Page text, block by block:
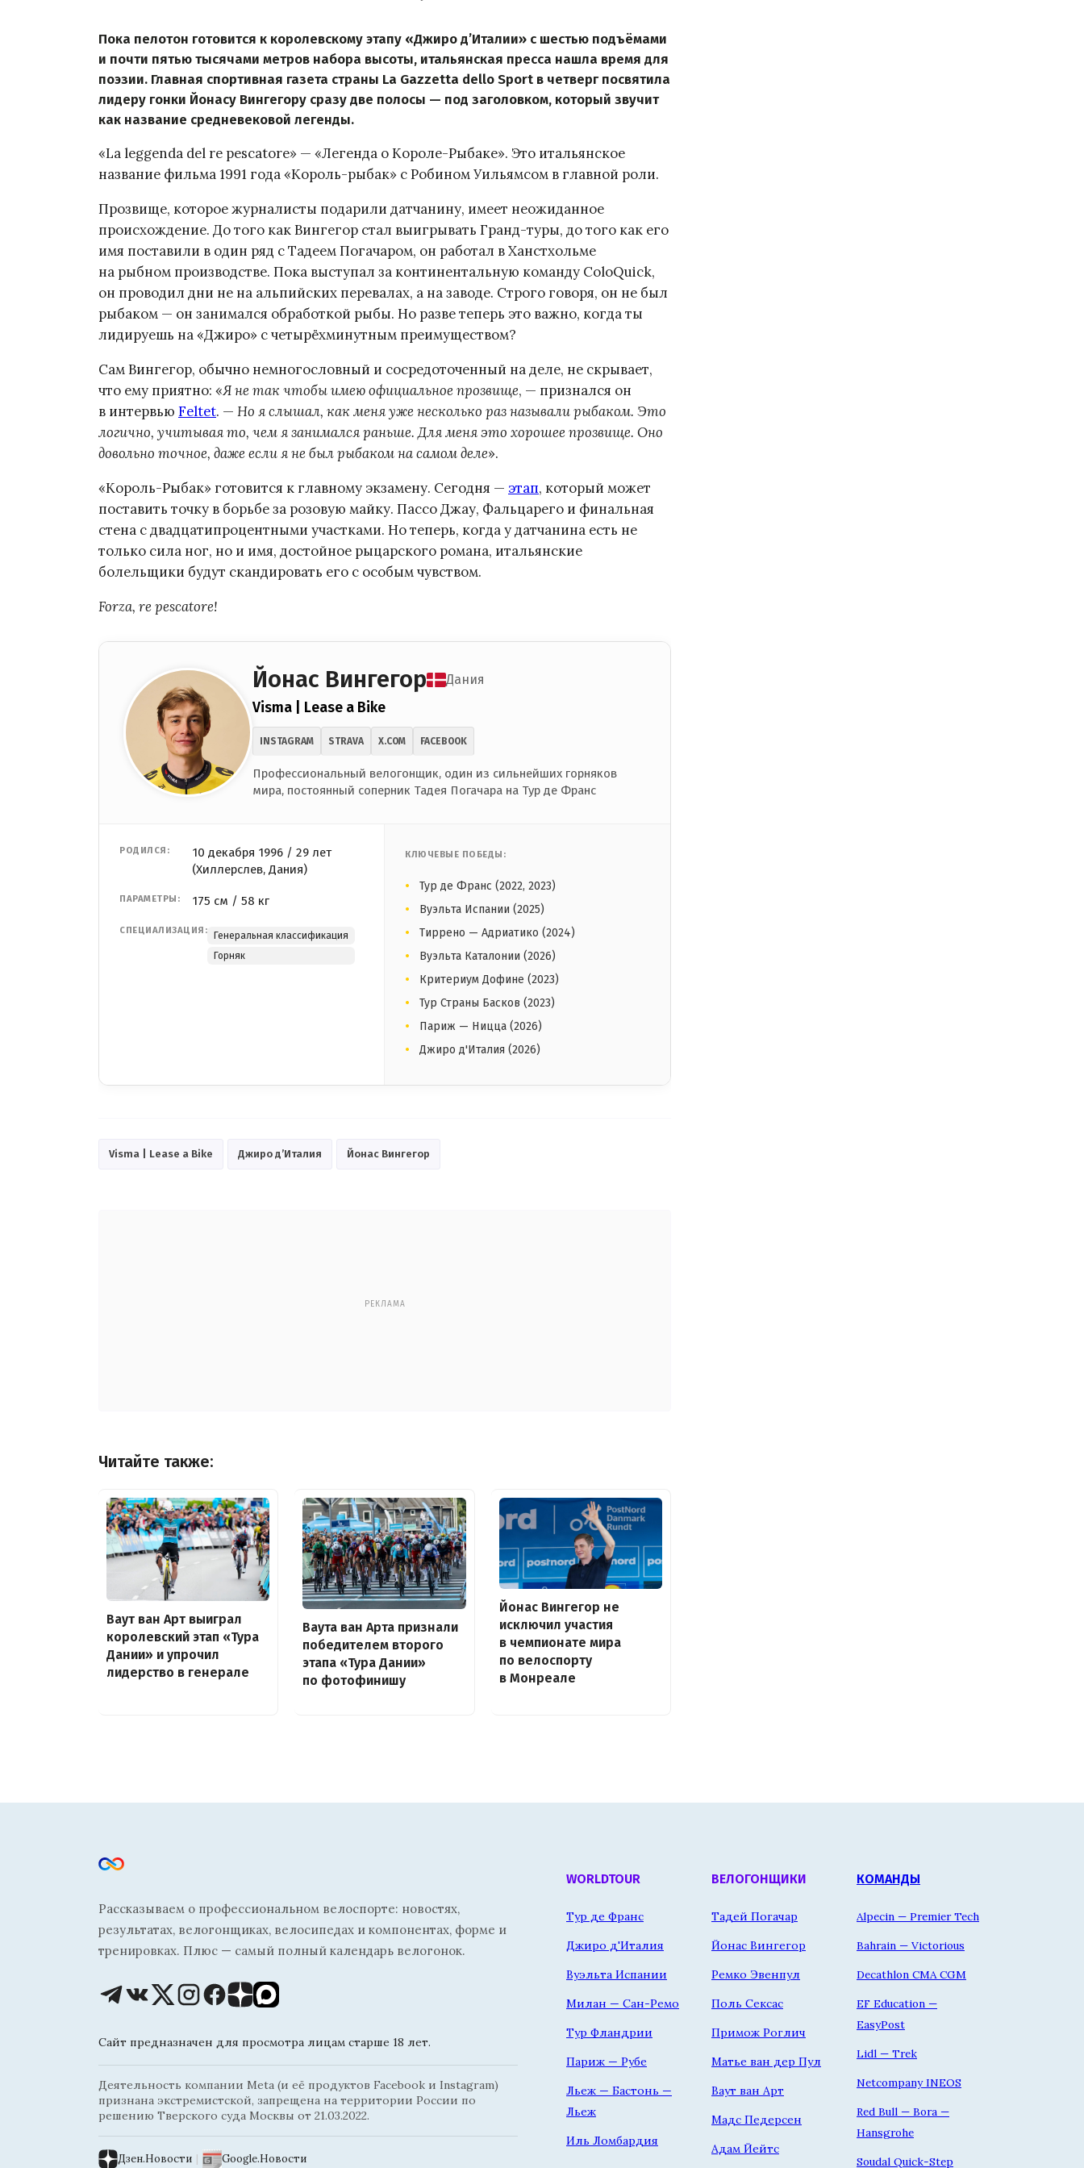
Пока пелотон готовится к королевскому этапу «Джиро д’Италии» с шестью подъёмами
и почти пятью тысячами метров набора высоты, итальянская пресса нашла время для
поэзии. Главная спортивная газета страны La Gazzetta dello Sport в четверг посвятила
лидеру гонки Йонасу Вингегору сразу две полосы — под заголовком, который звучит
как название средневековой легенды.
«La leggenda del re pescatore» — «Легенда о Короле-Рыбаке». Это итальянское
название фильма 1991 года «Король-рыбак» с Робином Уильямсом в главной роли.
Прозвище, которое журналисты подарили датчанину, имеет неожиданное
происхождение. До того как Вингегор стал выигрывать Гранд-туры, до того как его
имя поставили в один ряд с Тадеем Погачаром, он работал в Ханстхольме
на рыбном производстве. Пока выступал за континентальную команду ColoQuick,
он проводил дни не на альпийских перевалах, а на заводе. Строго говоря, он не был
рыбаком — он занимался обработкой рыбы. Но разве теперь это важно, когда ты
лидируешь на «Джиро» с четырёхминутным преимуществом?
Сам Вингегор, обычно немногословный и сосредоточенный на деле, не скрывает,
что ему приятно: «Я не так чтобы имею официальное прозвище, — признался он
в интервью Feltet. — Но я слышал, как меня уже несколько раз называли рыбаком. Это
логично, учитывая то, чем я занимался раньше. Для меня это хорошее прозвище. Оно
довольно точное, даже если я не был рыбаком на самом деле».
«Король-Рыбак» готовится к главному экзамену. Сегодня — этап, который может
поставить точку в борьбе за розовую майку. Пассо Джау, Фальцарего и финальная
стена с двадцатипроцентными участками. Но теперь, когда у датчанина есть не
только сила ног, но и имя, достойное рыцарского романа, итальянские
болельщики будут скандировать его с особым чувством.
Forza, re pescatore!
Йонас Вингегор Дания
Visma | Lease a Bike
INSTAGRAM STRAVA X.COM FACEBOOK
Профессиональный велогонщик, один из сильнейших горняков
мира, постоянный соперник Тадея Погачара на Тур де Франс
РОДИЛСЯ:
10 декабря 1996 / 29 лет
(Хиллерслев, Дания)
ПАРАМЕТРЫ: 175 см / 58 кг
СПЕЦИАЛИЗАЦИЯ:
Генеральная классификация
Горняк
КЛЮЧЕВЫЕ ПОБЕДЫ:
Тур де Франс (2022, 2023)
Вуэльта Испании (2025)
Тиррено — Адриатико (2024)
Вуэльта Каталонии (2026)
Критериум Дофине (2023)
Тур Страны Басков (2023)
Париж — Ницца (2026)
Джиро д'Италия (2026)
Visma | Lease a Bike Джиро д’Италия Йонас Вингегор
РЕКЛАМА
Читайте также:
Ваут ван Арт выиграл
королевский этап «Тура
Дании» и упрочил
лидерство в генерале
Ваута ван Арта признали
победителем второго
этапа «Тура Дании»
по фотофинишу
Йонас Вингегор не
исключил участия
в чемпионате мира
по велоспорту
в Монреале
Рассказываем о профессиональном велоспорте: новостях,
результатах, велогонщиках, велосипедах и компонентах, форме и
тренировках. Плюс — самый полный календарь велогонок.
Сайт предназначен для просмотра лицам старше 18 лет.
Деятельность компании Meta (и её продуктов Facebook и Instagram)
признана экстремистской, запрещена на территории России по
решению Тверского суда Москвы от 21.03.2022.
Дзен.Новости | Google.Новости
WORLDTOUR
Тур де Франс
Джиро д'Италия
Вуэльта Испании
Милан — Сан-Ремо
Тур Фландрии
Париж — Рубе
Льеж — Бастонь —
Льеж
Иль Ломбардия
ВЕЛОГОНЩИКИ
Тадей Погачар
Йонас Вингегор
Ремко Эвенпул
Поль Сексас
Примож Роглич
Матье ван дер Пул
Ваут ван Арт
Мадс Педерсен
Адам Йейтс
КОМАНДЫ
Alpecin — Premier Tech
Bahrain — Victorious
Decathlon CMA CGM
EF Education —
EasyPost
Lidl — Trek
Netcompany INEOS
Red Bull — Bora —
Hansgrohe
Soudal Quick-Step